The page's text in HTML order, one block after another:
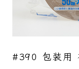
#390 包装用